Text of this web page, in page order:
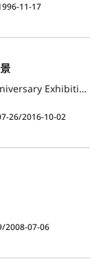
11-17
Tokyo Metropolitan Art Museum’s 90th Anniversary Exhibition Dialogue with Trees－Five Stories of Rebirth and Renewal
26/2016-10-02
2008-07-06